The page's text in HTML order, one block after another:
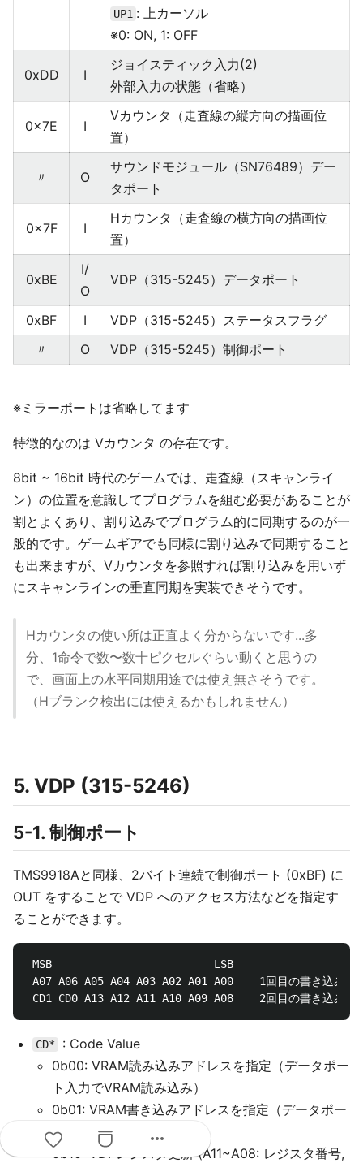
UP1 : 上カーソル
※0: ON, 1: OFF
0xDD I
ジョイスティック入力(2)
外部入力の状態（省略）
0x7E I
Vカウンタ（走査線の縦方向の描画位
置）
〃 O
サウンドモジュール（SN76489）デー
タポート
0x7F I
Hカウンタ（走査線の横方向の描画位
置）
0xBE
I/
O
VDP（315-5245）データポート
0xBF I
VDP（315-5245）ステータスフラグ
〃
O VDP（315-5245）制御ポート
※ミラーポートは省略してます
特徴的なのは Vカウンタ の存在です。
8bit ~ 16bit 時代のゲームでは、走査線（スキャンライ
ン）の位置を意識してプログラムを組む必要があることが
割とよくあり、割り込みでプログラム的に同期するのが一
般的です。ゲームギアでも同様に割り込みで同期すること
も出来ますが、Vカウンタを参照すれば割り込みを用いず
にスキャンラインの垂直同期を実装できそうです。
Hカウンタの使い所は正直よく分からないです...多
分、1命令で数〜数十ピクセルぐらい動くと思うの
で、画面上の水平同期用途では使え無さそうです。
（Hブランク検出には使えるかもしれません）
5. VDP (315-5246)
5-1. 制御ポート
TMS9918Aと同様、2バイト連続で制御ポート (0xBF) に
OUT をすることで VDP へのアクセス方法などを指定す
ることができます。
MSB                         LSB
A07 A06 A05 A04 A03 A02 A01 A00    1回目の書き込み
CD*
: Code Value
0b00: VRAM読み込みアドレスを指定（データポー
ト入力でVRAM読み込み）
0b01: VRAM書き込みアドレスを指定（データポー
ト出力でVRAM書き込み）
0b10: VDPレジスタ更新 (A11~A08: レジスタ番号,
more_horiz